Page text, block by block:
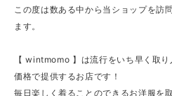
この度は数ある中から当ショップを訪
ます。
【 wintmomo 】は流行をいち早く取
価格で提供するお店です！
毎日楽しく着ることのできるお洋服を